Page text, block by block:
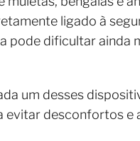
ligado à
pode dificultar ainda
um desses
evitar desconfortos e